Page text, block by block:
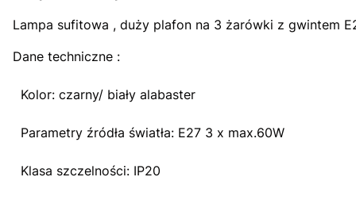
Lampa sufitowa , duży plafon na 3 żarówki z gwintem
Dane techniczne :
Kolor: czarny/ biały alabaster
Parametry źródła światła: E27 3 x max.60W
Klasa szczelności: IP20